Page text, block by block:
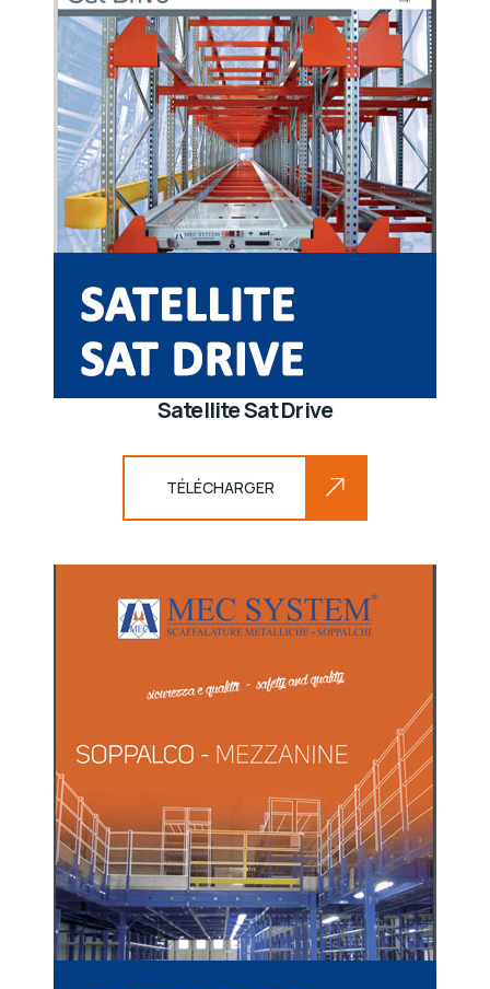
Satellite Sat Drive
TÉLÉCHARGER